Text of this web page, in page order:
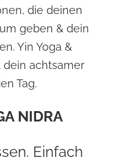
die deinen
geben & dein
Yin Yoga &
achtsamer
Tag.
NIDRA
Einfach